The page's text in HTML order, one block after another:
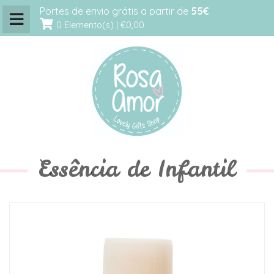
Portes de envio grátis a partir de 55€
0 Elemento(s) | €0,00
Essência de Infantil